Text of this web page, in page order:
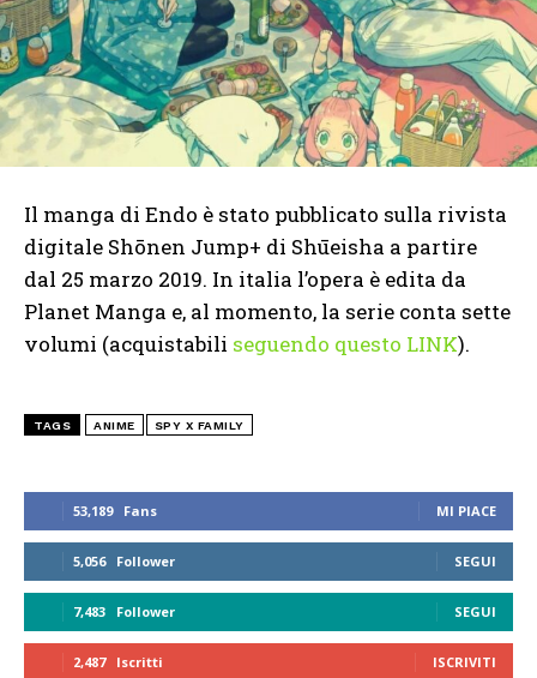
53,189 Fans MI PIACE
5,056 Follower SEGUI
7,483 Follower SEGUI
2,487 Iscritti ISCRIVITI
Il manga di Endo è stato pubblicato sulla rivista
digitale Shōnen Jump+ di Shūeisha a partire
dal 25 marzo 2019. In italia l’opera è edita da
Planet Manga e, al momento, la serie conta sette
volumi (acquistabili seguendo questo LINK).
TAGS ANIME SPY X FAMILY